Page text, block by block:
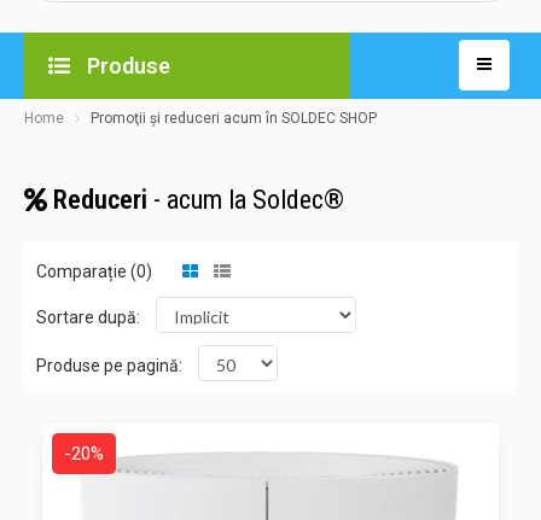
Produse
Home Promoţii şi reduceri acum în SOLDEC SHOP
Reduceri - acum la Soldec®
Comparație (0)
Sortare după:
Produse pe pagină:
-20%
-20%